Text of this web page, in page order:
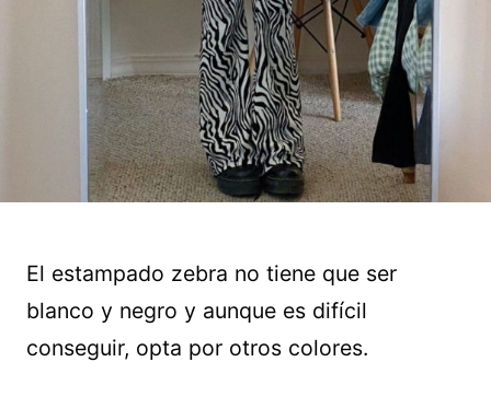
El estampado zebra no tiene que ser
blanco y negro y aunque es difícil
conseguir, opta por otros colores.